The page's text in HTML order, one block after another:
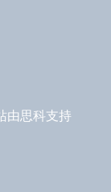
由思科支持